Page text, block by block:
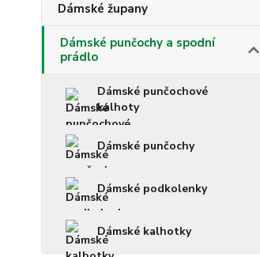
Dámské župany
Dámské punčochy a spodní
prádlo
Dámské punčochové
kalhoty
Dámské punčochy
Dámské podkolenky
Dámské kalhotky